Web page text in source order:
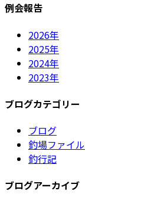
例会報告
2026年
2025年
2024年
2023年
ブログカテゴリー
ブログ
釣場ファイル
釣行記
ブログアーカイブ